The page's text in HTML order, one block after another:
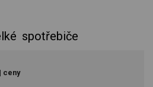
spotřebiče
| ceny